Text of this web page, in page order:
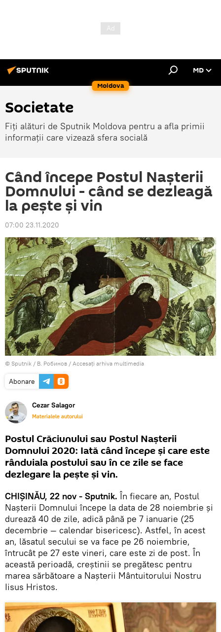
Moldova
MD
Societate
Fiți alături de Sputnik Moldova pentru a afla primii
informații care vizează sfera socială
Când începe Postul Nașterii
Domnului - când se dezleagă
la pește și vin
07:00 23.11.2020
© Sputnik / В. Робинов / Accesați arhiva multimedia
Abonare
Cezar Salagor
Materialele autorului
Postul Crăciunului sau Postul Nașterii
Domnului 2020: Iată când începe și care este
rânduiala postului sau în ce zile se face
dezlegare la pește și vin.
CHIȘINĂU, 22 nov - Sputnik. În fiecare an, Postul
Nașterii Domnului începe la data de 28 noiembrie și
durează 40 de zile, adică până pe 7 ianuarie (25
decembrie — calendar bisericesc). Astfel, în acest
an, lăsatul secului se va face pe 26 noiembrie,
întrucât pe 27 este vineri, care este zi de post. În
această perioadă, creștinii se pregătesc pentru
marea sărbătoare a Naşterii Mântuitorului Nostru
Iisus Hristos.